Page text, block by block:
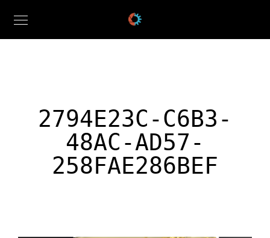
2794E23C-C6B3-
48AC-AD57-
258FAE286BEF